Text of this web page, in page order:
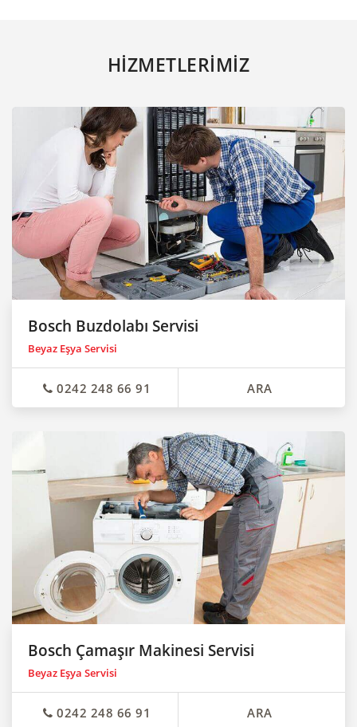
HİZMETLERİMİZ
Bosch Buzdolabı Servisi
Beyaz Eşya Servisi
0242 248 66 91 ARA
Bosch Çamaşır Makinesi Servisi
Beyaz Eşya Servisi
0242 248 66 91 ARA